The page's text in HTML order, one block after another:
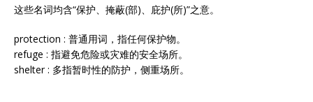
这些名词均含“保护、掩蔽(部)、庇护(所)”之意。
protection : 普通用词，指任何保护物。
refuge : 指避免危险或灾难的安全场所。
shelter : 多指暂时性的防护，侧重场所。